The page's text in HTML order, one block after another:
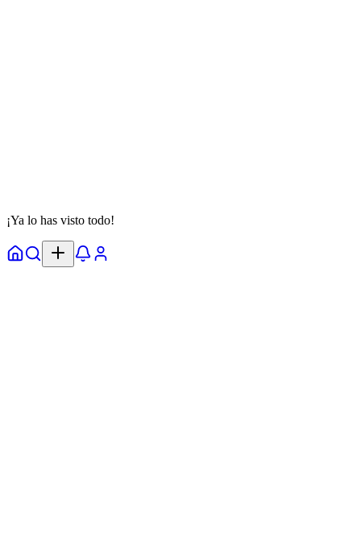
¡Ya lo has visto todo!
InicioExplorar Alertas